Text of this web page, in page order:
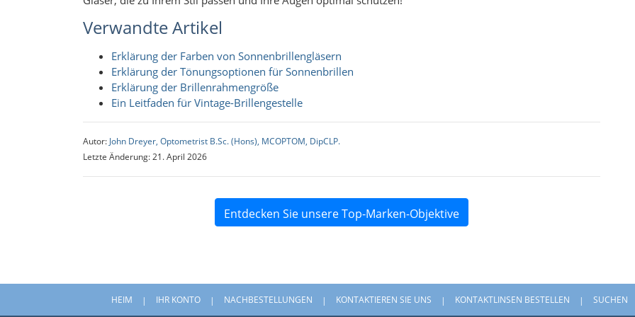
Verwandte Artikel
Erklärung der Farben von Sonnenbrillengläsern
Erklärung der Tönungsoptionen für Sonnenbrillen
Erklärung der Brillenrahmengröße
Ein Leitfaden für Vintage-Brillengestelle
Autor: John Dreyer, Optometrist B.Sc. (Hons), MCOPTOM, DipCLP.
Letzte Änderung: 21. April 2026
Entdecken Sie unsere Top-Marken-Objektive
HEIM IHR KONTO NACHBESTELLUNGEN KONTAKTIEREN SIE UNS KONTAKTLINSEN BESTELLEN SUCHEN